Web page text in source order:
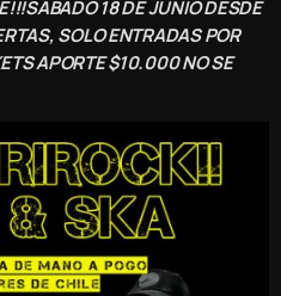
18 DE JUNIO DESDE
SOLO ENTRADAS POR
APORTE $10.000 NO SE